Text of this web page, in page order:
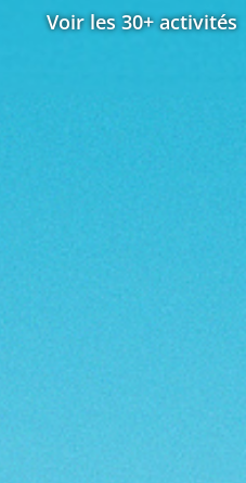
Voir les 30+ activités